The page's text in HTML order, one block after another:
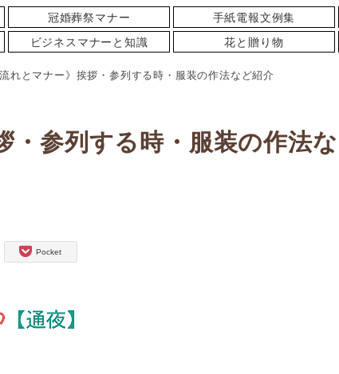
冠婚葬祭マナー 手紙電報文例集
ビジネスマナーと知識 花と贈り物
れとマナー》挨拶・参列する時・服装の作法など紹介
・参列する時・服装の作法な
Pocket